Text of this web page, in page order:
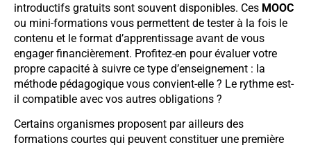
introductifs gratuits sont souvent disponibles. Ces MOOC
ou mini-formations vous permettent de tester à la fois le
contenu et le format d’apprentissage avant de vous
engager financièrement. Profitez-en pour évaluer votre
propre capacité à suivre ce type d’enseignement : la
méthode pédagogique vous convient-elle ? Le rythme est-
il compatible avec vos autres obligations ?
Certains organismes proposent par ailleurs des
formations courtes qui peuvent constituer une première